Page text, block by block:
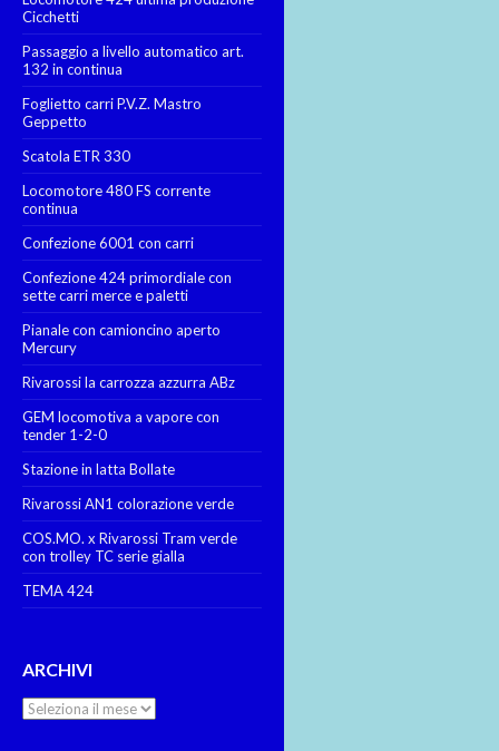
Cicchetti
Passaggio a livello automatico art.
132 in continua
Foglietto carri P.V.Z. Mastro
Geppetto
Scatola ETR 330
Locomotore 480 FS corrente
continua
Confezione 6001 con carri
Confezione 424 primordiale con
sette carri merce e paletti
Pianale con camioncino aperto
Mercury
Rivarossi la carrozza azzurra ABz
GEM locomotiva a vapore con
tender 1-2-0
Stazione in latta Bollate
Rivarossi AN1 colorazione verde
COS.MO. x Rivarossi Tram verde
con trolley TC serie gialla
TEMA 424
ARCHIVI
Archivi